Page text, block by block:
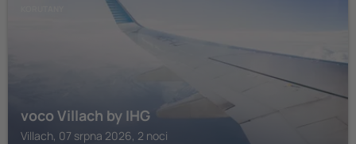
voco Villach by IHG
Villach, 07 srpna 2026, 2 noci